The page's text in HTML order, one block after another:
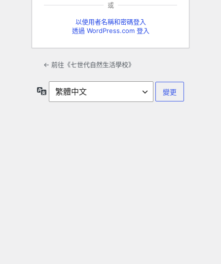
或
以使用者名稱和密碼登入
透過 WordPress.com 登入
← 前往《七世代自然生活學校》
言